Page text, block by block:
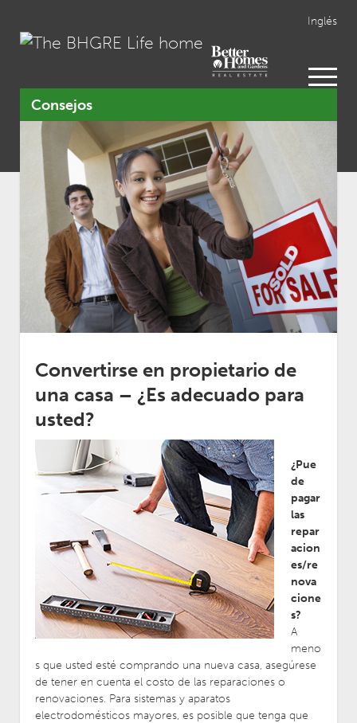
Inglés
open
menu
Consejos
Convertirse en propietario de
una casa – ¿Es adecuado para
usted?
¿Pue
de
pagar
las
repar
acion
es/re
nova
cione
s?
A
meno
s que usted esté comprando una nueva casa, asegúrese
de tener en cuenta el costo de las reparaciones o
renovaciones. Para sistemas y aparatos
electrodomésticos mayores, es posible que tenga que